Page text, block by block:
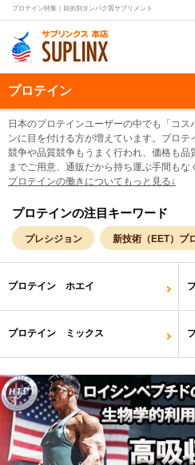
プロテイン特集｜目的別タンパク質サプリメント
プロテイン
日本のプロテインユーザーの中でも「コ
ンに目を付ける方が増えています。プロ
競争や品質競争もうまく行われ、価格も
までご用意、通販だから持ち運ぶ手間もな
プロテインの働きについてもっと見る↓
プロテインの注目キーワード
プレシジョン 新技術（EET）プ
プロテイン ホエイ
プロテイン ミックス